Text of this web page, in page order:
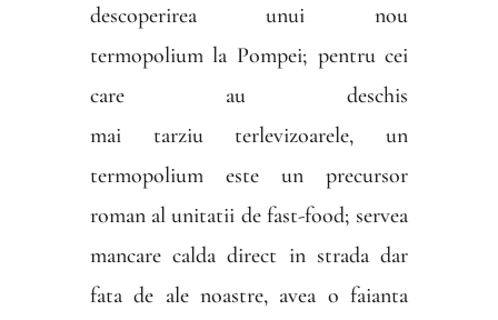
descoperirea unui nou
termopolium la Pompei; pentru cei
care au deschis
mai tarziu terlevizoarele, un
termopolium este un precursor
roman al unitatii de fast-food; servea
mancare calda direct in strada dar
fata de ale noastre, avea o faianta